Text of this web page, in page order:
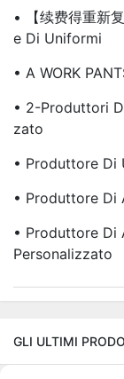
• 【续费得重新
E Di Uniformi
• A WORK
• 2-Produttori
Zato
• Produttore Di
• Produttore Di
• Produttore Di
Personalizzato
GLI ULTIMI